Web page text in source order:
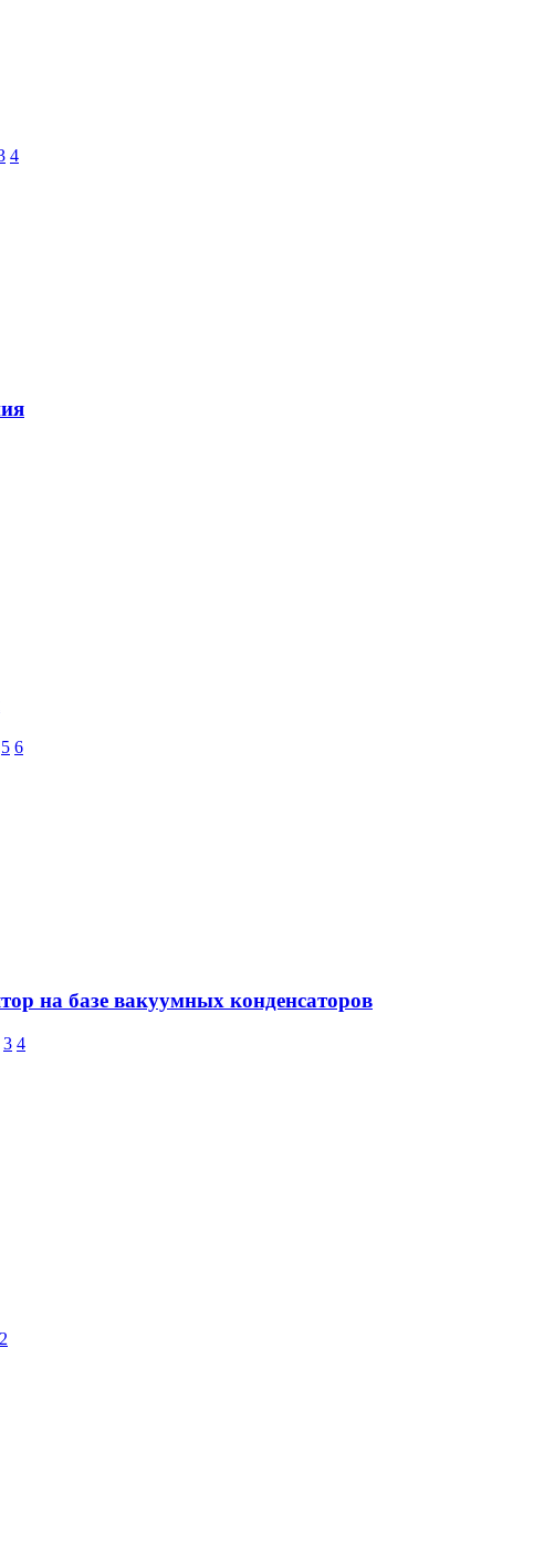
4
5 6
на базе вакуумных конденсаторов
3 4
2